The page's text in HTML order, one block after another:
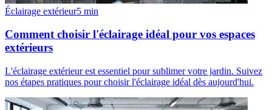
Éclairage extérieur5 min
Comment choisir l'éclairage idéal pour vos espaces
extérieurs
L'éclairage extérieur est essentiel pour sublimer votre jardin. Suivez
nos étapes pratiques pour choisir l'éclairage idéal dès aujourd'hui.